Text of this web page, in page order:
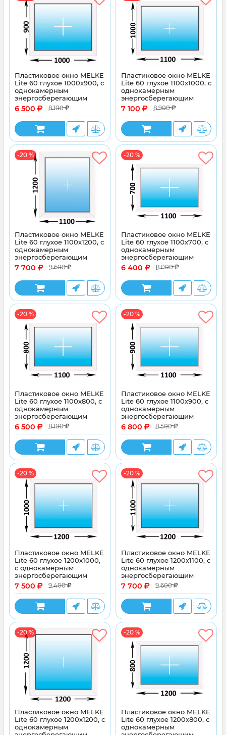
Пластиковое окно MELKE
Lite 60 глухое 1000x900, с
однокамерным
энергосберегающим
стеклопакетом
6 500 8 100
Пластиковое окно MELKE
Lite 60 глухое 1100x1000, с
однокамерным
энергосберегающим
стеклопакетом
7 100 8 900
-20 %
Пластиковое окно MELKE
Lite 60 глухое 1100x1200, с
однокамерным
энергосберегающим
стеклопакетом
7 700 9 600
-20 %
Пластиковое окно MELKE
Lite 60 глухое 1100x700, с
однокамерным
энергосберегающим
стеклопакетом
6 400 8 000
-20 %
Пластиковое окно MELKE
Lite 60 глухое 1100x800, с
однокамерным
энергосберегающим
стеклопакетом
6 500 8 100
-20 %
Пластиковое окно MELKE
Lite 60 глухое 1100x900, с
однокамерным
энергосберегающим
стеклопакетом
6 800 8 500
-20 %
Пластиковое окно MELKE
Lite 60 глухое 1200x1000,
с однокамерным
энергосберегающим
стеклопакетом
7 500 9 400
-20 %
Пластиковое окно MELKE
Lite 60 глухое 1200x1100, с
однокамерным
энергосберегающим
стеклопакетом
7 700 9 600
-20 %
Пластиковое окно MELKE
Lite 60 глухое 1200x1200, с
однокамерным
-20 %
Пластиковое окно MELKE
Lite 60 глухое 1200x800, с
однокамерным